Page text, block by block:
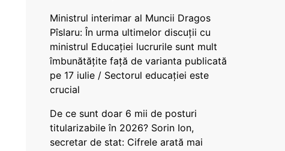
Ministrul interimar al Muncii Dragos
Pîslaru: În urma ultimelor discuții cu
ministrul Educației lucrurile sunt mult
îmbunătățite față de varianta publicată
pe 17 iulie / Sectorul educației este
crucial
De ce sunt doar 6 mii de posturi
titularizabile în 2026? Sorin Ion,
secretar de stat: Cifrele arată mai